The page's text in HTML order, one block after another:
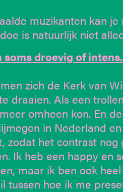
muzikanten kan je
is natuurlijk niet
droevig of
zich de Kerk van
draaien. Als een
omheen kon. En
in Nederland
zodat het contrast
Ik heb een happy en
maar ik ben ook
tussen hoe ik me